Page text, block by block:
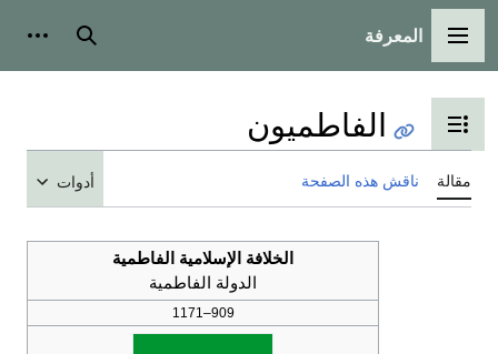
القائمة الرئيسية
المعرفة بحث
تبديل عرض جدول المحتويات
الفاطميون
مقالة ناقش هذه الصفحة أدوات
الخلافة الإسلامية الفاطمية
الدولة الفاطمية
909–1171